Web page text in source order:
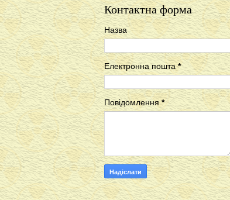
Контактна форма
Назва
Електронна пошта*
Повідомлення *